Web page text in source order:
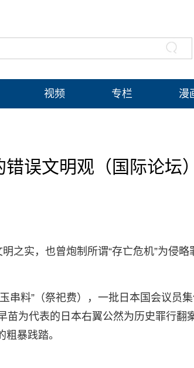
视频 专栏 漫
误文明观（国际论坛）
之实，也曾炮制所谓“存亡危机”为侵略
串料”（祭祀费），一批日本国会议员
苗为代表的日本右翼公然为历史罪行翻
暴践踏。